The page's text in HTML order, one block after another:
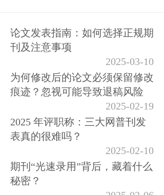
论文发表指南：如何选择正规期
刊及注意事项
2025-03-10
为何修改后的论文必须保留修改
痕迹？忽视可能导致退稿风险
2025-02-19
2025 年评职称：三大网普刊发
表真的很难吗？
2025-02-10
期刊“光速录用”背后，藏着什么
秘密？